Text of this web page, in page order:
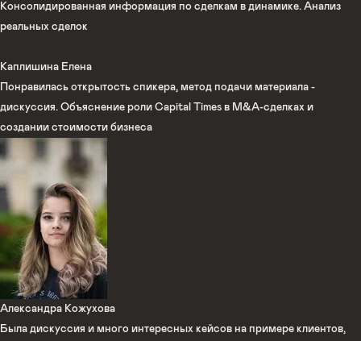
Консолидированная информация по сделкам в динамике. Анализ
реальных сделок
Каплишина Елена
Понравилась открытость спикера, метод подачи материала -
дискуссия. Объяснение роли Capital Times в M&A-сделках и
создании стоимости бизнеса
Александра Кожухова
Была дискуссия и много интересных кейсов на примере клиентов,